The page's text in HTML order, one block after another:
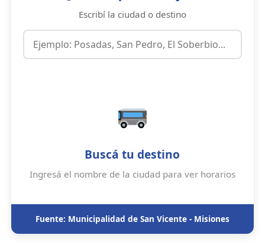
Escribí la ciudad o destino
Buscá tu destino
Ingresá el nombre de la ciudad para ver horarios
Fuente: Municipalidad de San Vicente - Misiones